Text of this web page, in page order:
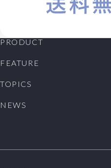
PRODUCT
FEATURE
TOPICS
NEWS